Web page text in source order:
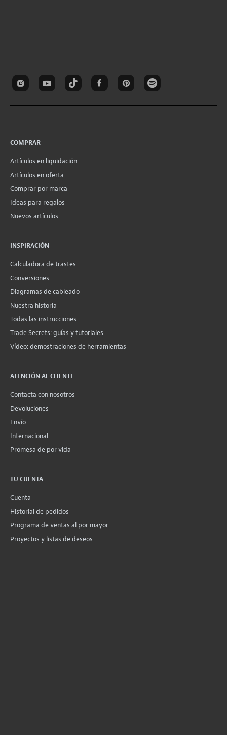
COMPRAR
Artículos en liquidación
Artículos en oferta
Comprar por marca
Ideas para regalos
Nuevos artículos
INSPIRACIÓN
Calculadora de trastes
Conversiones
Diagramas de cableado
Nuestra historia
Todas las instrucciones
Trade Secrets: guías y tutoriales
Vídeo: demostraciones de herramientas
ATENCIÓN AL CLIENTE
Contacta con nosotros
Devoluciones
Envío
Internacional
Promesa de por vida
TU CUENTA
Cuenta
Historial de pedidos
Programa de ventas al por mayor
Proyectos y listas de deseos